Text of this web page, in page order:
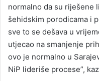
normalno da su riješene
šehidskim porodicama i
sve to se dešava u
utjecao na smanjenje
ovo je normalno u
NiP lideriše procese”,